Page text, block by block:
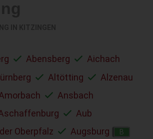
Abensberg
Aichach
Altötting
Alzenau
Ansbach
Aub
Oberpfalz
Augsburg B